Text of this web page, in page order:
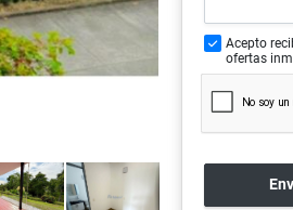
Acepto
ofertas